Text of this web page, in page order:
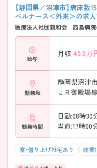
【静岡県／沼津市】病床数
ベルナース＜外来＞の求人
医療法人社団親和会 西島病院
給与
月収 45.0万
勤務地
静岡県沼津
ＪＲ御殿場
勤務時間
日勤:08時30
当直:17時00
寮・借り上げ社宅あり 残業